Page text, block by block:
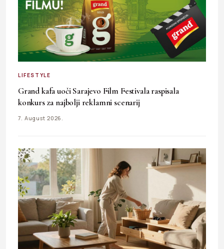
LIFESTYLE
Grand kafa uoči Sarajevo Film Festivala raspisala
konkurs za najbolji reklamni scenarij
7. August 2026.